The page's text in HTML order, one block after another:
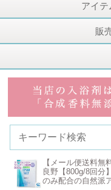
アイ
販
【メール便送料
良野【800g/8回分
のみ配合の自然派